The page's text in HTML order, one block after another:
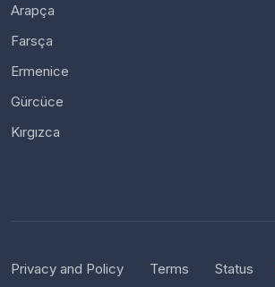
Arapça
Farsça
Ermenice
Gürcüce
Kırgızca
Privacy and Policy Terms Status